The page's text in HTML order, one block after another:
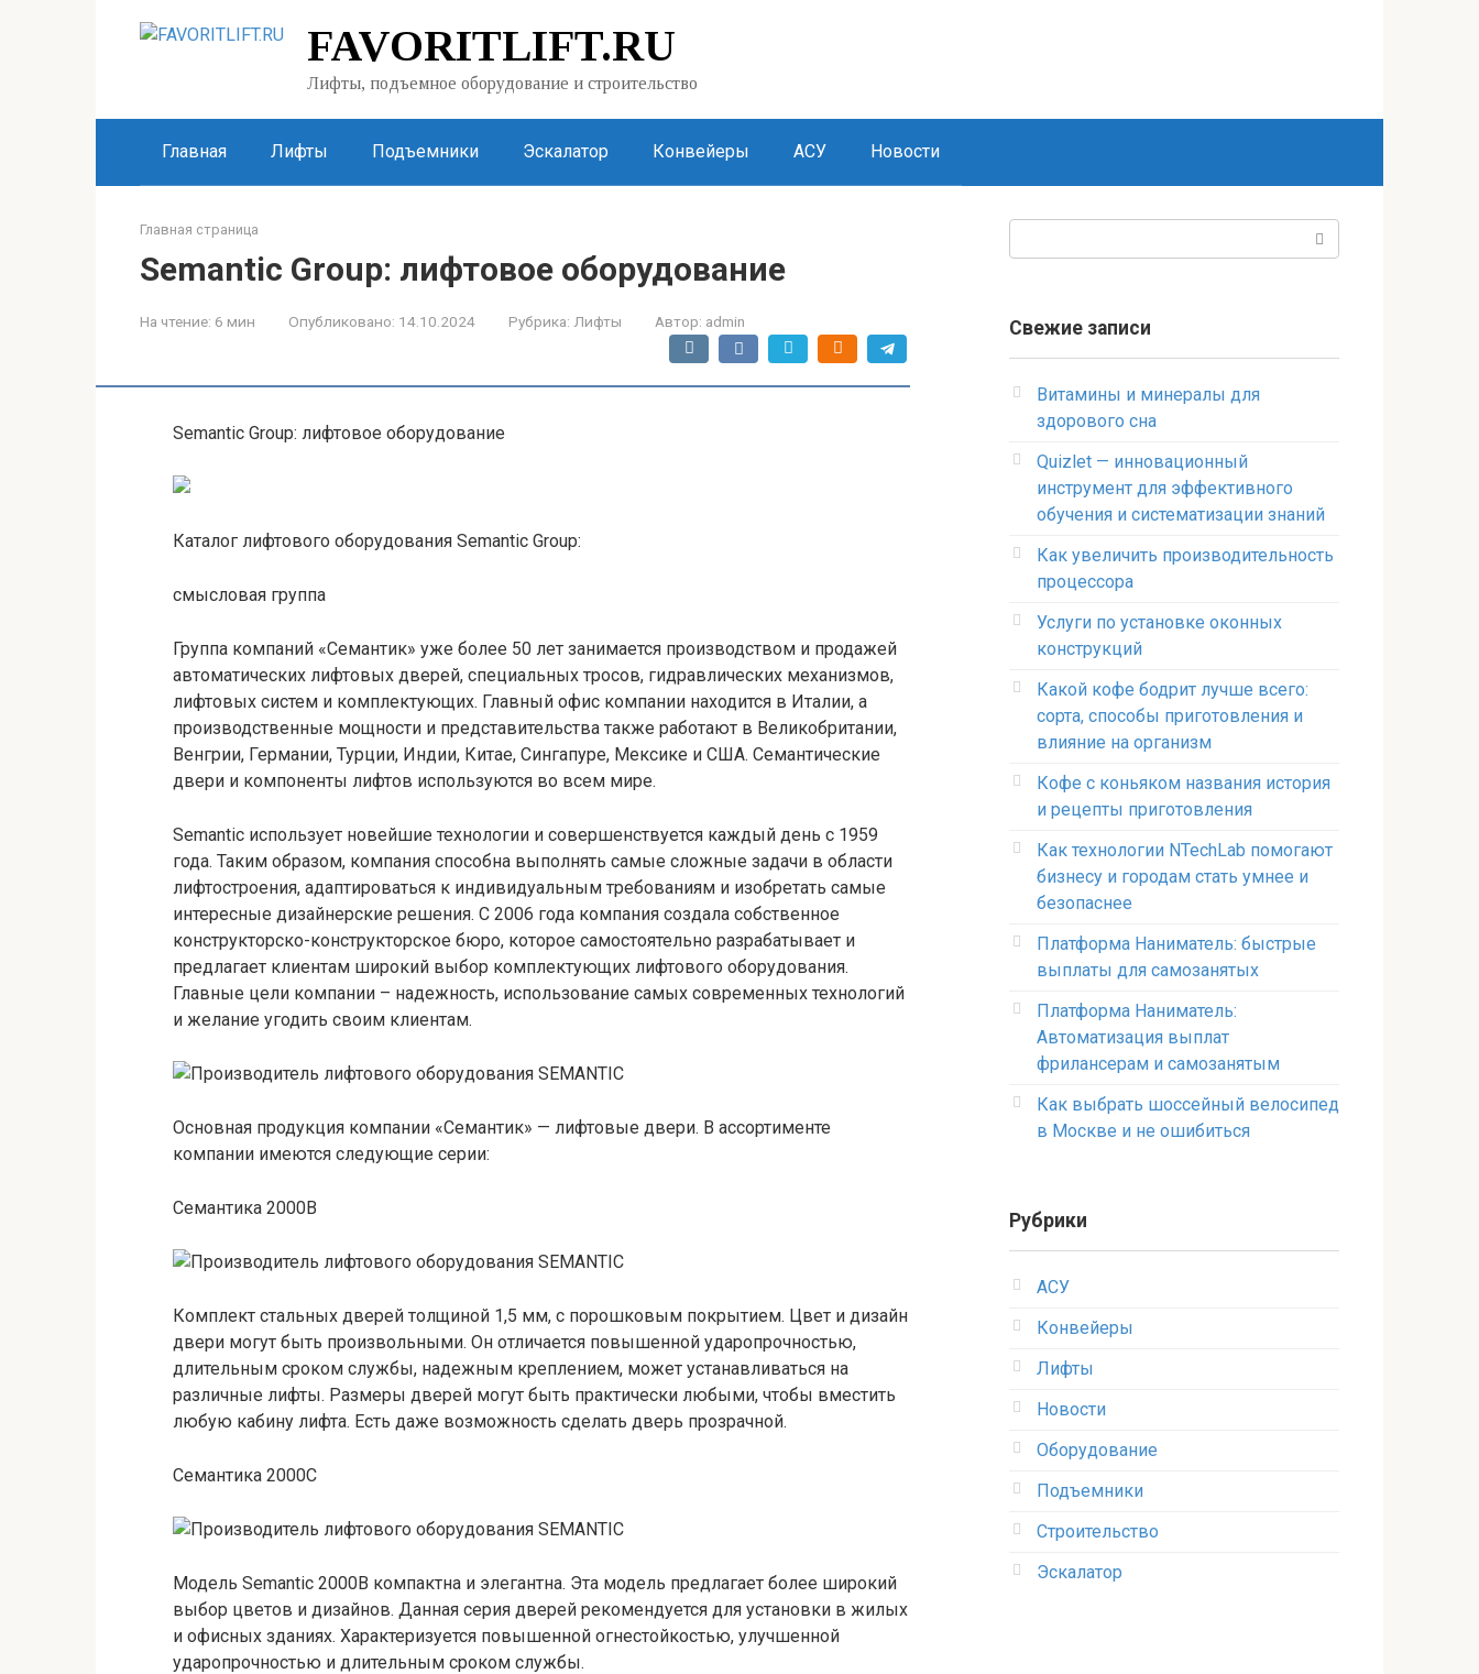
FAVORITLIFT.RU
Лифты, подъемное оборудование и строительство
Главная Лифты Подъемники Эскалатор Конвейеры АСУ Новости
Главная страница
Semantic Group: лифтовое оборудование
На чтение: 6 мин Опубликовано: 14.10.2024 Рубрика: Лифты Автор: admin
Semantic Group: лифтовое оборудование
Каталог лифтового оборудования Semantic Group:
смысловая группа
Группа компаний «Семантик» уже более 50 лет занимается производством и продажей
автоматических лифтовых дверей, специальных тросов, гидравлических механизмов,
лифтовых систем и комплектующих. Главный офис компании находится в Италии, а
производственные мощности и представительства также работают в Великобритании,
Венгрии, Германии, Турции, Индии, Китае, Сингапуре, Мексике и США. Семантические
двери и компоненты лифтов используются во всем мире.
Semantic использует новейшие технологии и совершенствуется каждый день с 1959
года. Таким образом, компания способна выполнять самые сложные задачи в области
лифтостроения, адаптироваться к индивидуальным требованиям и изобретать самые
интересные дизайнерские решения. С 2006 года компания создала собственное
конструкторско-конструкторское бюро, которое самостоятельно разрабатывает и
предлагает клиентам широкий выбор комплектующих лифтового оборудования.
Главные цели компании – надежность, использование самых современных технологий
и желание угодить своим клиентам.
Основная продукция компании «Семантик» — лифтовые двери. В ассортименте
компании имеются следующие серии:
Семантика 2000B
Комплект стальных дверей толщиной 1,5 мм, с порошковым покрытием. Цвет и дизайн
двери могут быть произвольными. Он отличается повышенной ударопрочностью,
длительным сроком службы, надежным креплением, может устанавливаться на
различные лифты. Размеры дверей могут быть практически любыми, чтобы вместить
любую кабину лифта. Есть даже возможность сделать дверь прозрачной.
Семантика 2000С
Модель Semantic 2000B компактна и элегантна. Эта модель предлагает более широкий
выбор цветов и дизайнов. Данная серия дверей рекомендуется для установки в жилых
и офисных зданиях. Характеризуется повышенной огнестойкостью, улучшенной
ударопрочностью и длительным сроком службы.
Свежие записи
Витамины и минералы для
здорового сна
Quizlet — инновационный
инструмент для эффективного
обучения и систематизации знаний
Как увеличить производительность
процессора
Услуги по установке оконных
конструкций
Какой кофе бодрит лучше всего:
сорта, способы приготовления и
влияние на организм
Кофе с коньяком названия история
и рецепты приготовления
Как технологии NTechLab помогают
бизнесу и городам стать умнее и
безопаснее
Платформа Наниматель: быстрые
выплаты для самозанятых
Платформа Наниматель:
Автоматизация выплат
фрилансерам и самозанятым
Как выбрать шоссейный велосипед
в Москве и не ошибиться
Рубрики
АСУ
Конвейеры
Лифты
Новости
Оборудование
Подъемники
Строительство
Эскалатор